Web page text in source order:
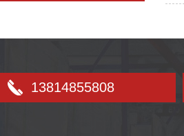
13814855808